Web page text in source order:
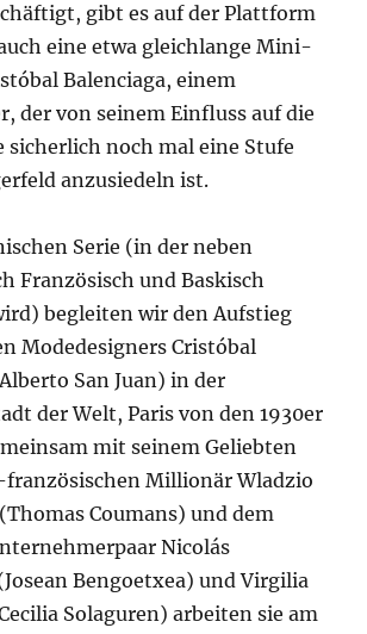
gibt es auf der Plattform
eine etwa gleichlange Mini-
Balenciaga, einem
der von seinem Einfluss auf die
sicherlich noch mal eine Stufe
anzusiedeln ist.
Serie (in der neben
Französisch und Baskisch
begleiten wir den Aufstieg
Modedesigners Cristóbal
San Juan) in der
der Welt, Paris von den 1930er
mit seinem Geliebten
Millionär Wladzio
Coumans) und dem
Nicolás
Bengoetxea) und Virgilia
Solaguren) arbeiten sie am